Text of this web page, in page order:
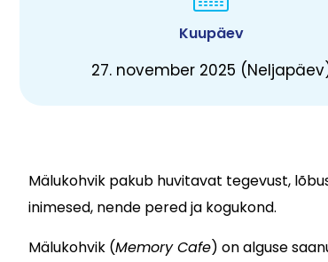
Kuupäev
27. november 2025
Mälukohvik pakub huvitavat tegevust,
inimesed, nende pered ja kogukond.
Mälukohvik (Memory Cafe) on alguse